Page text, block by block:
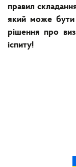
правил
який може бути
рішення про
іспиту!